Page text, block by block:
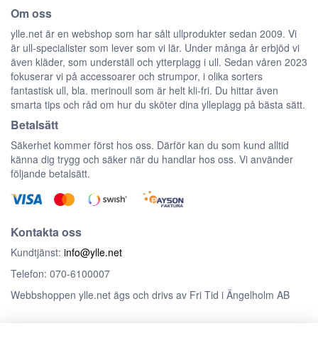
Om oss
ylle.net är en webshop som har sålt ullprodukter sedan 2009. Vi
är ull-specialister som lever som vi lär. Under många år erbjöd vi
även kläder, som underställ och ytterplagg i ull. Sedan våren 2023
fokuserar vi på accessoarer och strumpor, i olika sorters
fantastisk ull, bla. merinoull som är helt kli-fri. Du hittar även
smarta tips och råd om hur du sköter dina ylleplagg på bästa sätt.
Betalsätt
Säkerhet kommer först hos oss. Därför kan du som kund alltid
känna dig trygg och säker när du handlar hos oss. Vi använder
följande betalsätt.
Kontakta oss
Kundtjänst: info@ylle.net
Telefon: 070-6100007
Webbshoppen ylle.net ägs och drivs av Fri Tid i Ängelholm AB